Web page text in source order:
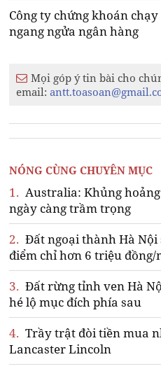
Công ty chứng khoán
ngang ngửa ngân hàng
Mọi góp ý tin bài cho
email:
NÓNG CÙNG CHUYÊN MỤC
1. Australia: Khủng
ngày càng trầm trọng
2. Đất ngoại thành Hà Nội
điểm chỉ hơn 6 triệu đồng/
3. Đất rừng tỉnh ven Hà
hé lộ mục đích phía sau
4. Trầy trật đòi tiền mua
Lancaster Lincoln